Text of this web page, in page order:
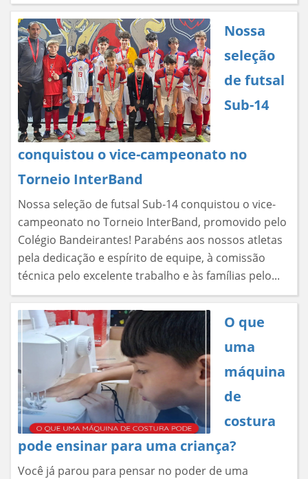
Nossa
seleção
de futsal
Sub-14
conquistou o vice-campeonato no
Torneio InterBand
Nossa seleção de futsal Sub-14 conquistou o vice-
campeonato no Torneio InterBand, promovido pelo
Colégio Bandeirantes! Parabéns aos nossos atletas
pela dedicação e espírito de equipe, à comissão
técnica pelo excelente trabalho e às famílias pelo...
O que
uma
máquina
de
costura
pode ensinar para uma criança?
Você já parou para pensar no poder de uma